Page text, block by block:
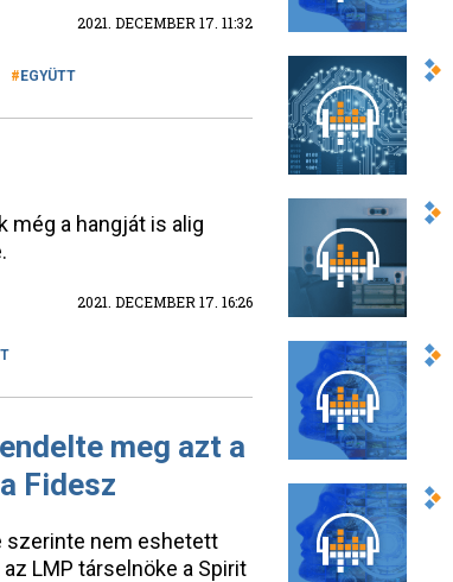
2021. DECEMBER 17. 11:32
EGYÜTT
még a hangját is alig
2021. DECEMBER 17. 16:26
meg azt a
Fidesz
szerinte nem eshetett
LMP társelnöke a Spirit